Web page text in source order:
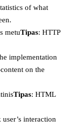
of what
metuTipas: HTTP
implementation
on the
Tipas: HTML
interaction